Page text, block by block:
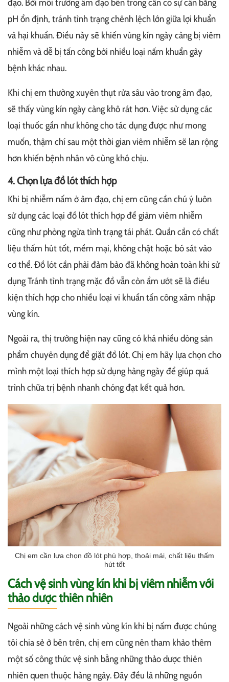
đạo. Bởi môi trường âm đạo bên trong cần có sự cân bằng
pH ổn định, tránh tình trạng chênh lệch lớn giữa lợi khuẩn
và hại khuẩn. Điều này sẽ khiến vùng kín ngày càng bị viêm
nhiễm và dễ bị tấn công bởi nhiều loại nấm khuẩn gây
bệnh khác nhau.
Khi chị em thường xuyên thụt rửa sâu vào trong âm đạo,
sẽ thấy vùng kín ngày càng khô rát hơn. Việc sử dụng các
loại thuốc gần như không cho tác dụng được như mong
muốn, thậm chí sau một thời gian viêm nhiễm sẽ lan rộng
hơn khiến bệnh nhân vô cùng khó chịu.
4. Chọn lựa đồ lót thích hợp
Khi bị nhiễm nấm ở âm đạo, chị em cũng cần chú ý luôn
sử dụng các loại đồ lót thích hợp để giảm viêm nhiễm
cũng như phòng ngừa tình trạng tái phát. Quần cần có chất
liệu thấm hút tốt, mềm mại, không chật hoặc bó sát vào
cơ thể. Đồ lót cần phải đảm bảo đã không hoàn toàn khi sử
dụng Tránh tình trạng mặc đồ vẫn còn ẩm ướt sẽ là điều
kiện thích hợp cho nhiều loại vi khuẩn tấn công xâm nhập
vùng kín.
Ngoài ra, thị trường hiện nay cũng có khá nhiều dòng sản
phẩm chuyên dụng để giặt đồ lót. Chị em hãy lựa chọn cho
mình một loại thích hợp sử dụng hàng ngày để giúp quá
trình chữa trị bệnh nhanh chóng đạt kết quả hơn.
Chị em cần lựa chọn đồ lót phù hợp, thoải mái, chất liệu thấm
hút tốt
Cách vệ sinh vùng kín khi bị viêm nhiễm với
thảo dược thiên nhiên
Ngoài những cách vệ sinh vùng kín khi bị nấm được chúng
tôi chia sẻ ở bên trên, chị em cũng nên tham khảo thêm
một số công thức vệ sinh bằng những thảo dược thiên
nhiên quen thuộc hàng ngày. Đây đều là những nguồn